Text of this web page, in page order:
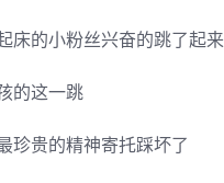
床的小粉丝兴奋的跳了起来
的这一跳
珍贵的精神寄托踩坏了